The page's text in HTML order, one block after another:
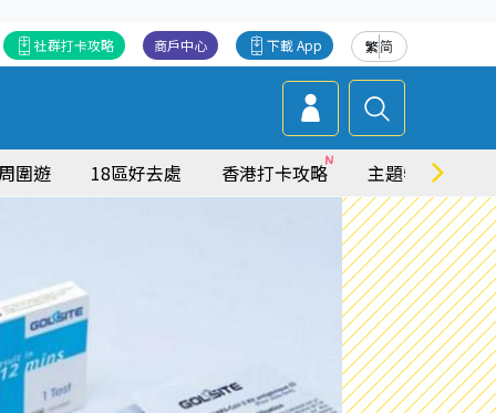
繁简
下載 App
商戶中心
社群打卡攻略
圍遊 18區好去處 香港打卡攻略 主題特集